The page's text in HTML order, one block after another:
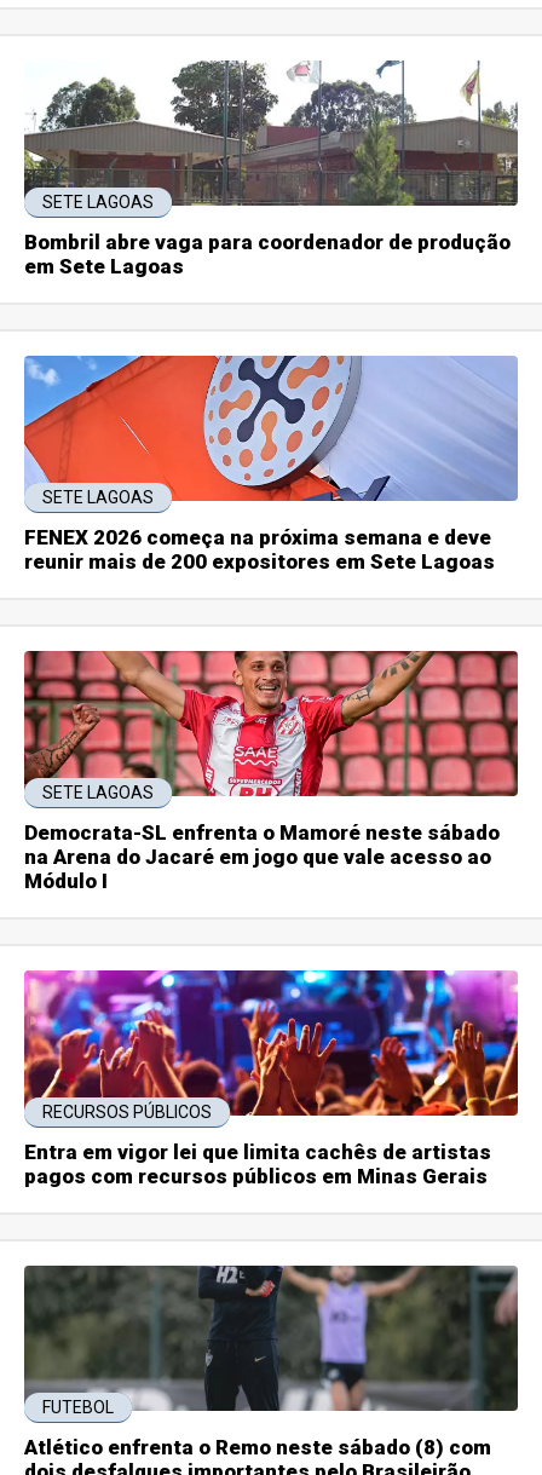
SETE LAGOAS
Bombril abre vaga para coordenador de produção
em Sete Lagoas
SETE LAGOAS
FENEX 2026 começa na próxima semana e deve
reunir mais de 200 expositores em Sete Lagoas
SETE LAGOAS
Democrata-SL enfrenta o Mamoré neste sábado
na Arena do Jacaré em jogo que vale acesso ao
Módulo I
RECURSOS PÚBLICOS
Entra em vigor lei que limita cachês de artistas
pagos com recursos públicos em Minas Gerais
FUTEBOL
Atlético enfrenta o Remo neste sábado (8) com